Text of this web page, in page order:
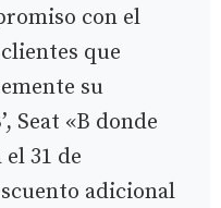
con el
que
su
Seat «B donde
31 de
adicional